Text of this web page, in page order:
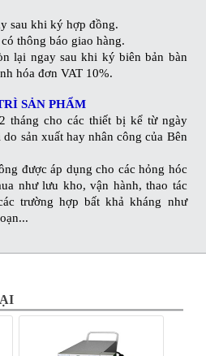
sau khi ký hợp đồng.
thông báo giao hàng.
lại ngay sau khi ký biên bản bàn
hóa đơn VAT 10%.
SẢN PHẨM
tháng cho các thiết bị kể từ ngày
sản xuất hay nhân công của Bên
được áp dụng cho các hỏng hóc
như lưu kho, vận hành, thao tác
trường hợp bất khả kháng như